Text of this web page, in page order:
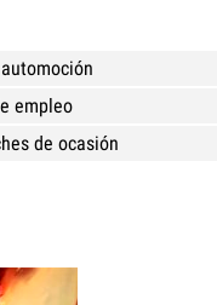
empleo
de ocasión